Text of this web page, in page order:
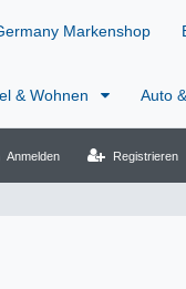
Markenshop
& Wohnen Auto
Anmelden Registrieren